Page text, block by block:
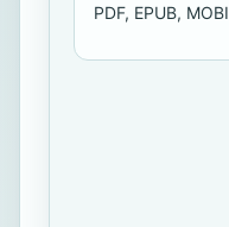
PDF, EPUB, MOBI